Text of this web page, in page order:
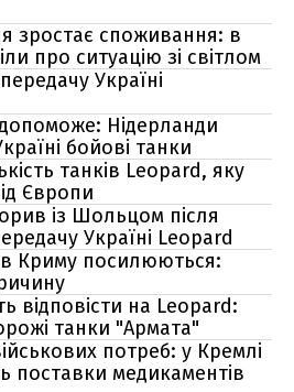
зростає споживання: в
про ситуацію зі світлом
Україні
Нідерланди
бойові танки
танків Leopard, яку
Європи
із Шольцом після
Україні Leopard
в Криму посилюються:
відповісти на Leopard:
танки "Армата"
потреб: у Кремлі
поставки медикаментів